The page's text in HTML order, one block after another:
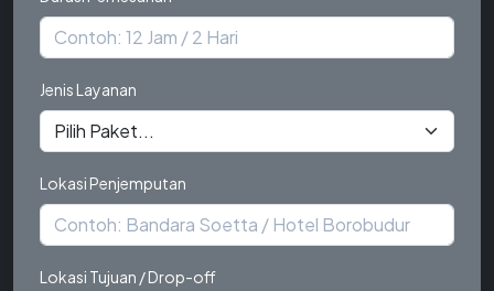
Jenis Layanan
Lokasi Penjemputan
Lokasi Tujuan / Drop-off